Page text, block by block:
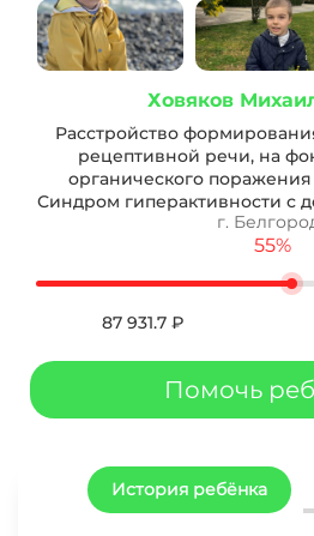
Ховяков
Расстройство
рецептивной речи, на
органического поражения
Синдром гиперактивности с
г.
55%
87 931.7 ₽
Помочь
История ребёнка